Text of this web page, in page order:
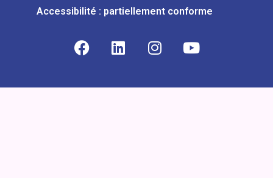
Accessibilité : partiellement conforme